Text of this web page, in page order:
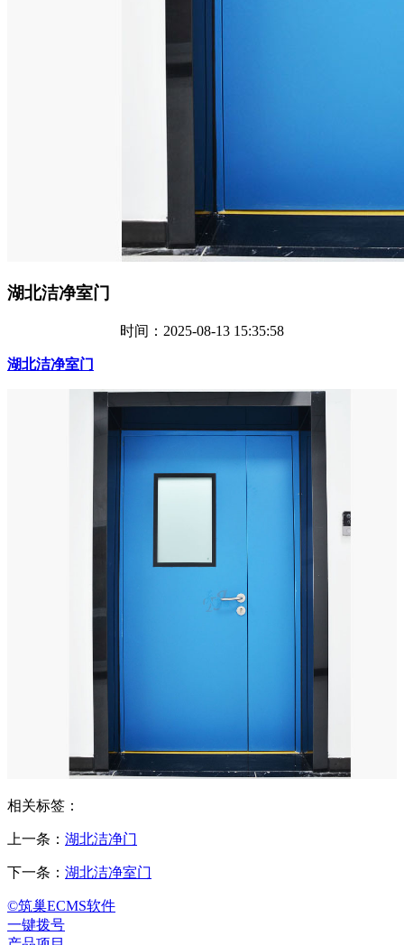
湖北洁净室门
时间：2025-08-13 15:35:58
湖北洁净室门
相关标签：
上一条： 湖北洁净门
下一条： 湖北洁净室门
©筑巢ECMS软件
一键拨号